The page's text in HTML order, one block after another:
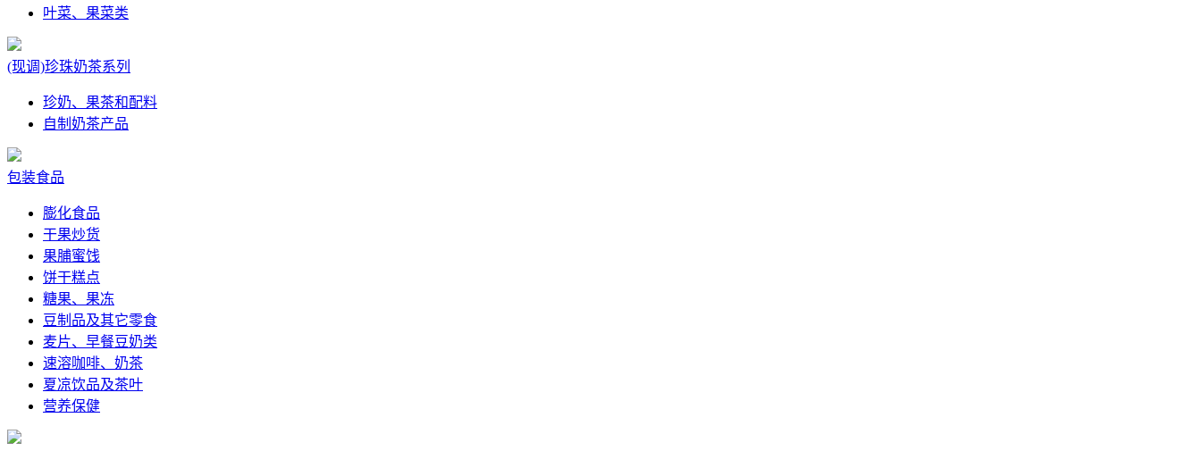
叶菜、果菜类
(现调)珍珠奶茶系列
珍奶、果茶和配料
自制奶茶产品
包装食品
膨化食品
干果炒货
果脯蜜饯
饼干糕点
糖果、果冻
豆制品及其它零食
麦片、早餐豆奶类
速溶咖啡、奶茶
夏凉饮品及茶叶
营养保健